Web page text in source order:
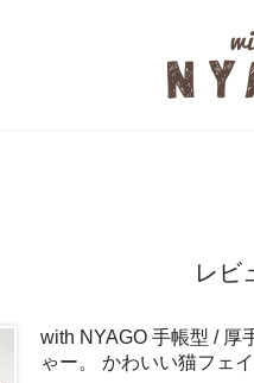
レビ
with NYAGO 手帳型 / 厚
ゃー。 かわいい猫フェ